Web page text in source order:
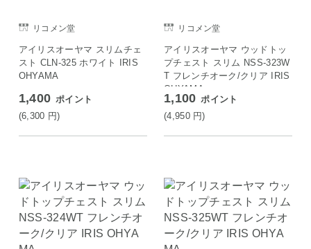
リコメン堂
アイリスオーヤマ スリムチェ
スト CLN-325 ホワイト IRIS
OHYAMA
1,400 ポイント
(6,300 円)
リコメン堂
アイリスオーヤマ ウッドトッ
プチェスト スリム NSS-323W
T フレンチオーク/クリア IRIS
OHYAMA
1,100 ポイント
(4,950 円)